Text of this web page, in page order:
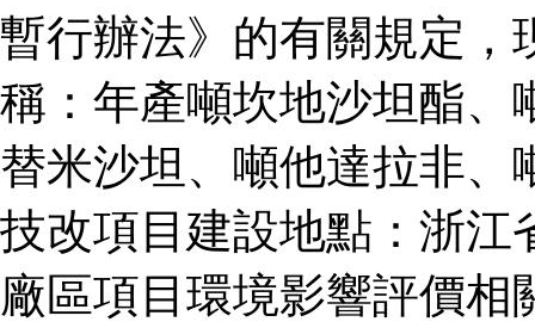
暫行辦法》的有關規定，
稱：年產噸坎地沙坦酯、
替米沙坦、噸他達拉非
技改項目建設地點：浙江
廠區項目環境影響評價